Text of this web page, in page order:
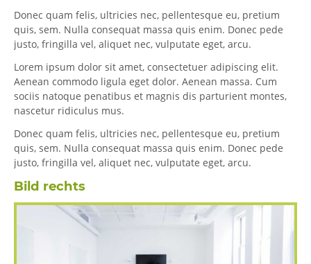
Donec quam felis, ultricies nec, pellentesque eu, pretium
quis, sem. Nulla consequat massa quis enim. Donec pede
justo, fringilla vel, aliquet nec, vulputate eget, arcu.
Lorem ipsum dolor sit amet, consectetuer adipiscing elit.
Aenean commodo ligula eget dolor. Aenean massa. Cum
sociis natoque penatibus et magnis dis parturient montes,
nascetur ridiculus mus.
Donec quam felis, ultricies nec, pellentesque eu, pretium
quis, sem. Nulla consequat massa quis enim. Donec pede
justo, fringilla vel, aliquet nec, vulputate eget, arcu.
Bild rechts